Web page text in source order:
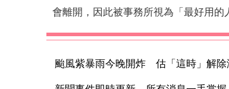
會離開，因此被事務所視為「最好用的
颱風紫暴雨今晚開炸 估「這時」解除